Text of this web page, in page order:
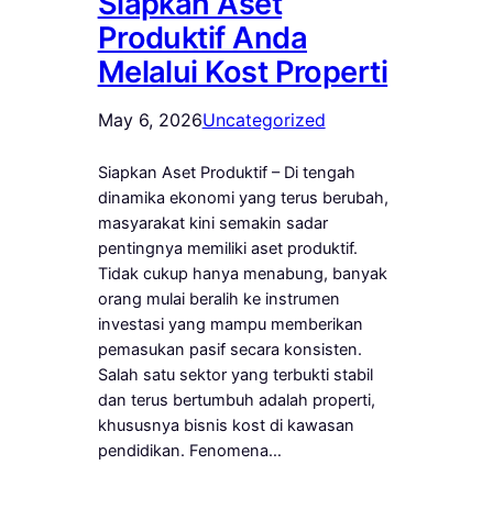
Produktif Anda
Melalui Kost Properti
May 6, 2026Uncategorized
Siapkan Aset Produktif – Di tengah
dinamika ekonomi yang terus berubah,
masyarakat kini semakin sadar
pentingnya memiliki aset produktif.
Tidak cukup hanya menabung, banyak
orang mulai beralih ke instrumen
investasi yang mampu memberikan
pemasukan pasif secara konsisten.
Salah satu sektor yang terbukti stabil
dan terus bertumbuh adalah properti,
khususnya bisnis kost di kawasan
pendidikan. Fenomena…